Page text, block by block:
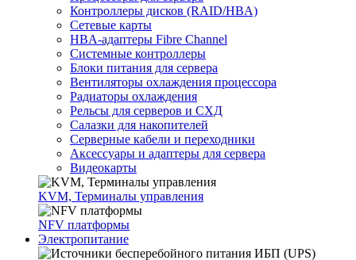
Контроллеры дисков (RAID/HBA)
Сетевые карты
HBA-адаптеры Fibre Channel
Системные контроллеры
Блоки питания для сервера
Вентиляторы охлаждения процессора
Радиаторы охлаждения
Рельсы для серверов и СХД
Салазки для накопителей
Серверные кабели и переходники
Аксессуары и адаптеры для сервера
Видеокарты
KVM, Терминалы управления
NFV платформы
Электропитание